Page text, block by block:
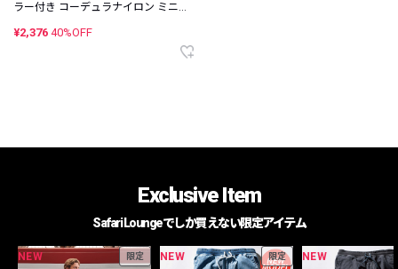
ラー付き コーデュラナイロン ミニウ
¥2,376 40%OFF
Exclusive Item
Safari Loungeでしか買えない限定アイテム
NEW 限定 NEW 限定 NEW